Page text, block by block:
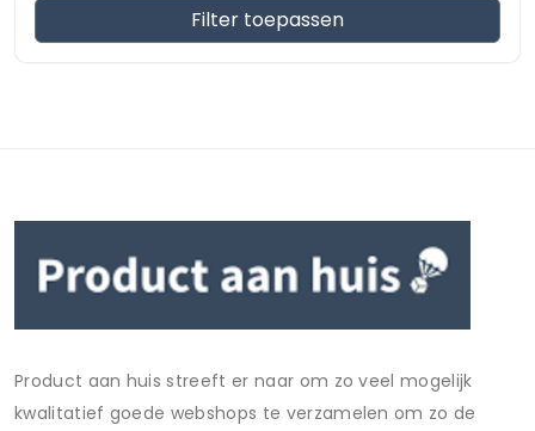
Filter toepassen
Product aan huis streeft er naar om zo veel mogelijk
kwalitatief goede webshops te verzamelen om zo de